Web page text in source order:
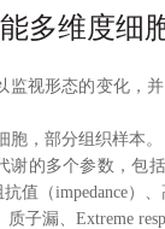
多维度细
监视形态的变化，
胞，部分组织样
的多个参数，包
值（impedance）、
子漏、Extreme